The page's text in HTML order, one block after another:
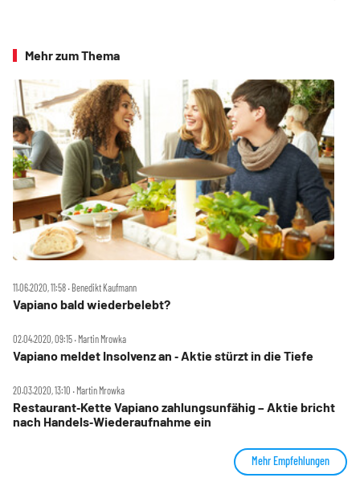
Mehr zum Thema
11.06.2020, 11:58 ‧ Benedikt Kaufmann
Vapiano bald wiederbelebt?
02.04.2020, 09:15 ‧ Martin Mrowka
Vapiano meldet Insolvenz an ‑ Aktie stürzt in die Tiefe
20.03.2020, 13:10 ‧ Martin Mrowka
Restaurant‑Kette Vapiano zahlungsunfähig – Aktie bricht
nach Handels‑Wiederaufnahme ein
Mehr Empfehlungen